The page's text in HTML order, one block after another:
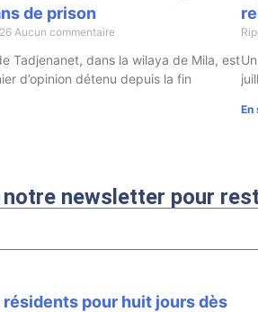
de prison
Aucun commentaire
Tadjenanet, dans la wilaya de Mila, est
d’opinion détenu depuis la fin
En
newsletter pour
pour huit jours dès